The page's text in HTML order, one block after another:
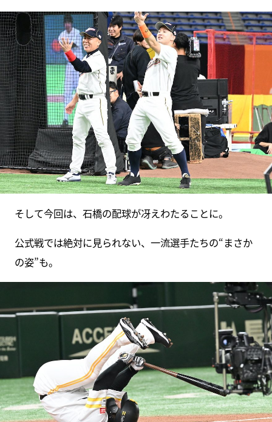
そして今回は、石橋の配球が冴えわたることに。
公式戦では絶対に見られない、一流選手たちの“まさか
の姿”も。